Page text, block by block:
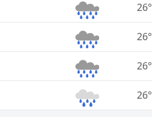
26°
26°
26°
26°